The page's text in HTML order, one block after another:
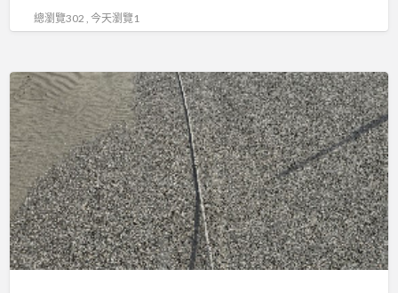
車・
24H
拖
吊
救
援
全
攻
略
總瀏覽302 , 今天瀏覽1
沙
灘
陷
車
救
援
費
用
怎